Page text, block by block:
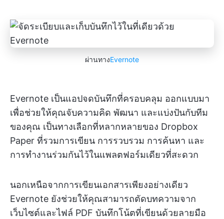
ผ่านทางEvernote
Evernote เป็นแอปจดบันทึกที่ครอบคลุม ออกแบบมา
เพื่อช่วยให้คุณจับความคิด พัฒนา และแบ่งปันกับทีม
ของคุณ เป็นทางเลือกที่หลากหลายของ Dropbox
Paper ที่รวมการเขียน การรวบรวม การค้นหา และ
การทำงานร่วมกันไว้ในแพลตฟอร์มเดียวที่สะดวก
นอกเหนือจากการเขียนเอกสารเพียงอย่างเดียว
Evernote ยังช่วยให้คุณสามารถตัดบทความจาก
เว็บไซต์และไฟล์ PDF บันทึกโน้ตที่เขียนด้วยลายมือ